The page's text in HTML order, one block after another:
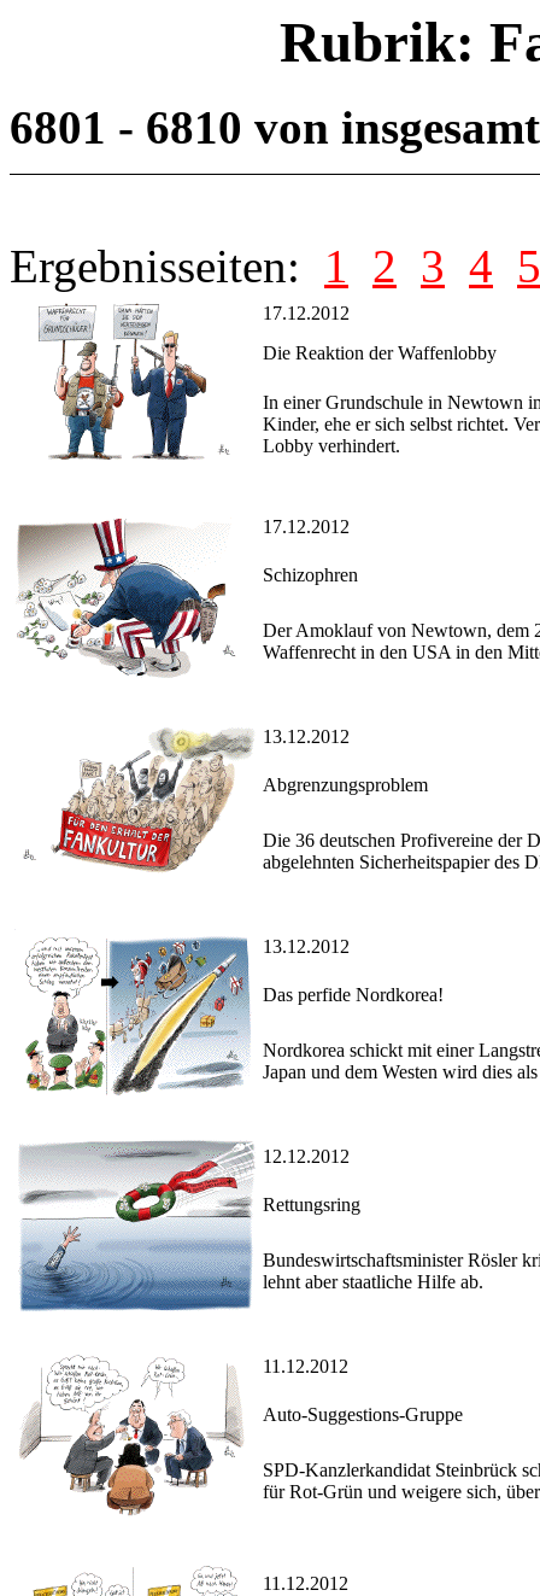
Rubrik:
6801 - 6810 von
Ergebnisseiten: 1 2 3 4 5
17.12.2012
Die Reaktion der Waffenlobby
In einer Grundschule in Newtown
Kinder, ehe er sich selbst richtet.
Lobby verhindert.
17.12.2012
Schizophren
Der Amoklauf von Newtown, dem
Waffenrecht in den USA in den
13.12.2012
Abgrenzungsproblem
Die 36 deutschen Profivereine der
abgelehnten Sicherheitspapier des
13.12.2012
Das perfide Nordkorea!
Nordkorea schickt mit einer
Japan und dem Westen wird dies
12.12.2012
Rettungsring
Bundeswirtschaftsminister Rösler
lehnt aber staatliche Hilfe ab.
11.12.2012
Auto-Suggestions-Gruppe
SPD-Kanzlerkandidat Steinbrück
für Rot-Grün und weigere sich,
11.12.2012